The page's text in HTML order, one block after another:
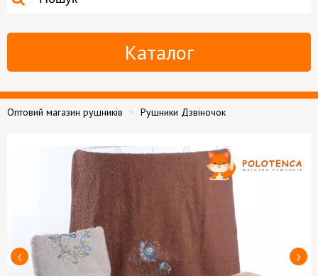
Каталог
Оптовий магазин рушників Рушники Дзвіночок